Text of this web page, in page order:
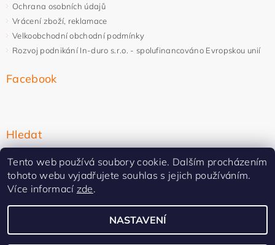
Ochrana osobních údajů
Vrácení zboží, reklamace
Velkoobchodní obchodní podmínky
Rozvoj podnikání In-duro s.r.o. - spolufinancováno Evropskou unií
Facebook
Hledat
2026 ©In-duro, všechna práva vyhrazenaUpravit nastavení cookies
Tento web používá soubory cookie. Dalším procházením
tohoto webu vyjadřujete souhlas s jejich používáním.
Více informací zde.
NASTAVENÍ